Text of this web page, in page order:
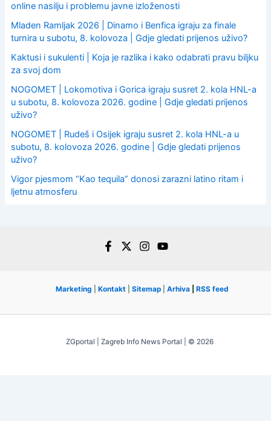
online nasilju i problemu javne izloženosti
Mladen Ramljak 2026 | Dinamo i Benfica igraju za finale
turnira u subotu, 8. kolovoza | Gdje gledati prijenos uživo?
Kaktusi i sukulenti | Koja je razlika i kako odabrati pravu biljku
za svoj dom
NOGOMET | Lokomotiva i Gorica igraju susret 2. kola HNL-a
u subotu, 8. kolovoza 2026. godine | Gdje gledati prijenos
uživo?
NOGOMET | Rudeš i Osijek igraju susret 2. kola HNL-a u
subotu, 8. kolovoza 2026. godine | Gdje gledati prijenos
uživo?
Vigor pjesmom “Kao tequila” donosi zarazni latino ritam i
ljetnu atmosferu
Marketing Kontakt Sitemap Arhiva RSS feed
ZGportal | Zagreb Info News Portal | © 2026